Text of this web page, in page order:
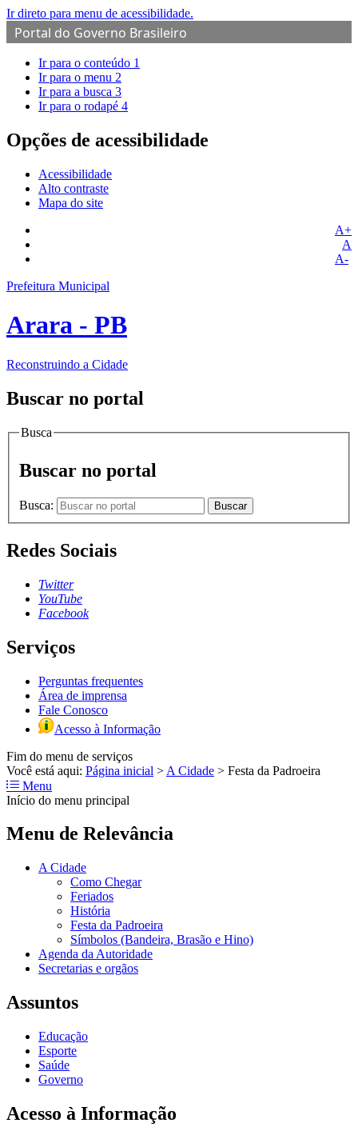
Ir direto para menu de acessibilidade.
Portal do Governo Brasileiro
Ir para o conteúdo 1
Ir para o menu 2
Ir para a busca 3
Ir para o rodapé 4
Opções de acessibilidade
Acessibilidade
Alto contraste
Mapa do site
A+
A
A-
Prefeitura Municipal
Arara - PB
Reconstruindo a Cidade
Buscar no portal
Busca
Buscar no portal
Busca: Buscar
Redes Sociais
Twitter
YouTube
Facebook
Serviços
Perguntas frequentes
Área de imprensa
Fale Conosco
Acesso à Informação
Fim do menu de serviços
Você está aqui: Página inicial > A Cidade > Festa da Padroeira
Menu
Início do menu principal
Menu de Relevância
A Cidade
Como Chegar
Feriados
História
Festa da Padroeira
Símbolos (Bandeira, Brasão e Hino)
Agenda da Autoridade
Secretarias e orgãos
Assuntos
Educação
Esporte
Saúde
Governo
Acesso à Informação